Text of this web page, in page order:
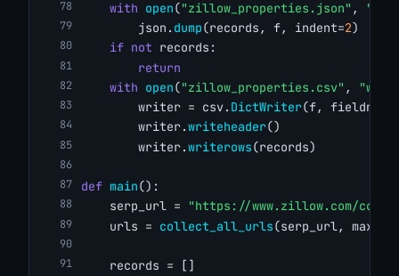
with open("zillow_properties.json" , "w"
        json.
dump(records, f, indent=2)
if not records:
return
with open("zillow_properties.csv" , "w"
        writer = csv.
DictWriter(f,
        writer.
writeheader()
        writer.
writerows(records)
def main():
    serp_url =
"https://www.zillow.com/
    urls =
collect_all_urls(serp_url,
    records = []